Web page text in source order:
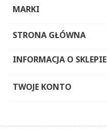
MARKI
STRONA GŁÓWNA
INFORMACJA O SKLEPIE
TWOJE KONTO